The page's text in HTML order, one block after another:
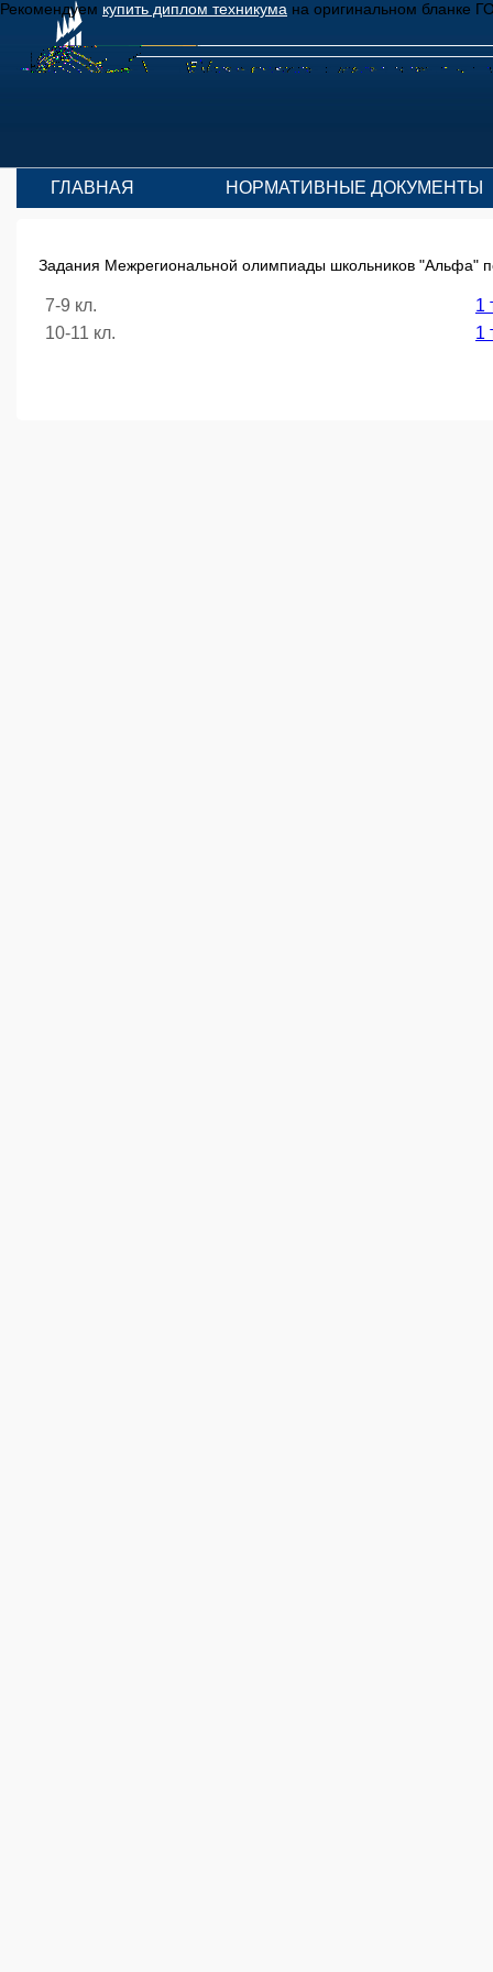
Рекомендуем купить диплом техникума на оригинальном бланке
ГЛАВНАЯ НОРМАТИВНЫЕ ДОКУМЕНТЫ
Задания Межрегиональной олимпиады школьников "Альфа"
7-9 кл.
1
10-11 кл.
1